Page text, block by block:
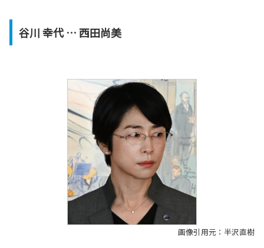
谷川 幸代 … 西田尚美
画像引用元：半沢直樹